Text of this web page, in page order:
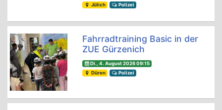
Jülich
Polizei
Fahrradtraining Basic in der
ZUE Gürzenich
Di., 4. August 2026 09:15
Düren
Polizei